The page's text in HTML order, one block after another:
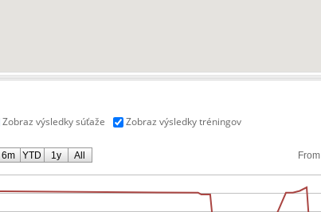
Zobraz výsledky súťaže
Zobraz výsledky tréningov
From
6m YTD 1y All